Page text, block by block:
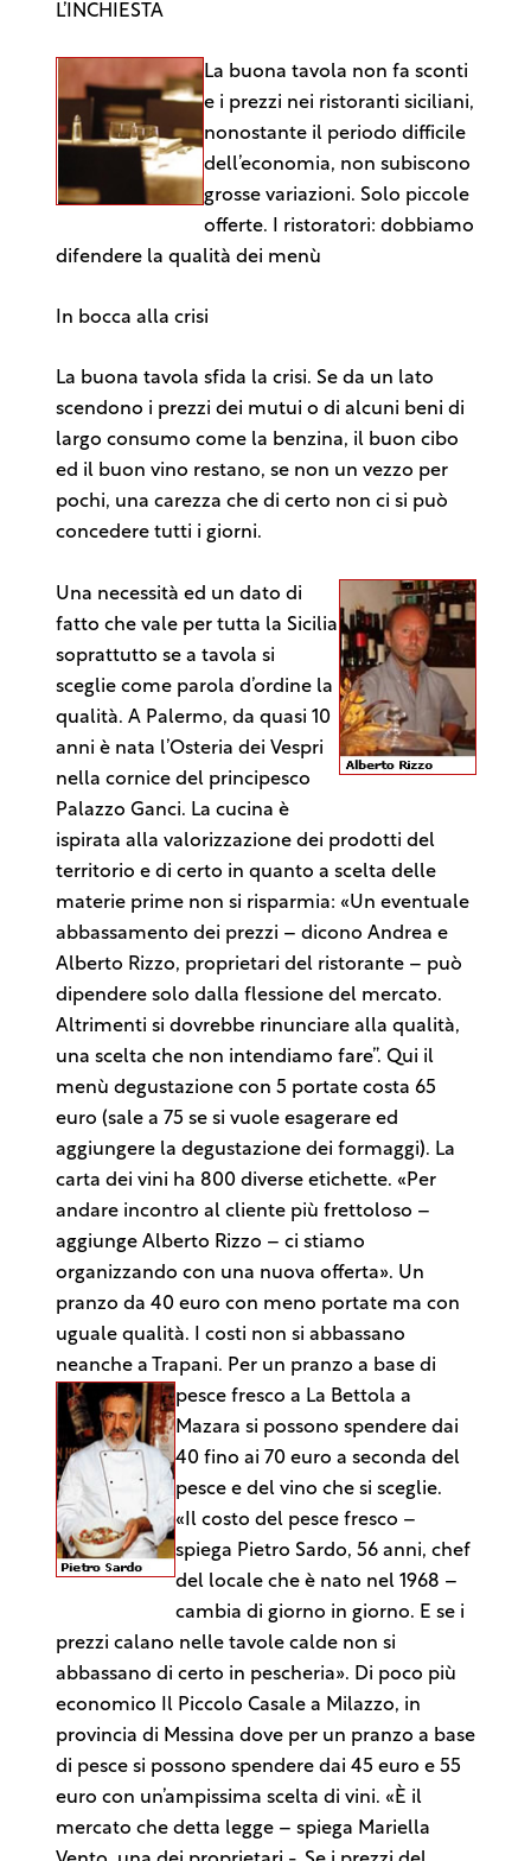
L’INCHIESTA
La buona tavola non fa sconti
e i prezzi nei ristoranti siciliani,
nonostante il periodo difficile
dell’economia, non subiscono
grosse variazioni. Solo piccole
offerte. I ristoratori: dobbiamo
difendere la qualità dei menù
In bocca alla crisi
La buona tavola sfida la crisi. Se da un lato
scendono i prezzi dei mutui o di alcuni beni di
largo consumo come la benzina, il buon cibo
ed il buon vino restano, se non un vezzo per
pochi, una carezza che di certo non ci si può
concedere tutti i giorni.
Una necessità ed un dato di
fatto che vale per tutta la Sicilia
soprattutto se a tavola si
sceglie come parola d’ordine la
qualità. A Palermo, da quasi 10
anni è nata l’Osteria dei Vespri
nella cornice del principesco
Palazzo Ganci. La cucina è
ispirata alla valorizzazione dei prodotti del
territorio e di certo in quanto a scelta delle
materie prime non si risparmia: «Un eventuale
abbassamento dei prezzi – dicono Andrea e
Alberto Rizzo, proprietari del ristorante – può
dipendere solo dalla flessione del mercato.
Altrimenti si dovrebbe rinunciare alla qualità,
una scelta che non intendiamo fare”. Qui il
menù degustazione con 5 portate costa 65
euro (sale a 75 se si vuole esagerare ed
aggiungere la degustazione dei formaggi). La
carta dei vini ha 800 diverse etichette. «Per
andare incontro al cliente più frettoloso –
aggiunge Alberto Rizzo – ci stiamo
organizzando con una nuova offerta». Un
pranzo da 40 euro con meno portate ma con
uguale qualità. I costi non si abbassano
neanche a Trapani. Per un pranzo a base di
pesce fresco a La Bettola a
Mazara si possono spendere dai
40 fino ai 70 euro a seconda del
pesce e del vino che si sceglie.
«Il costo del pesce fresco –
spiega Pietro Sardo, 56 anni, chef
del locale che è nato nel 1968 –
cambia di giorno in giorno. E se i
prezzi calano nelle tavole calde non si
abbassano di certo in pescheria». Di poco più
economico Il Piccolo Casale a Milazzo, in
provincia di Messina dove per un pranzo a base
di pesce si possono spendere dai 45 euro e 55
euro con un’ampissima scelta di vini. «È il
mercato che detta legge – spiega Mariella